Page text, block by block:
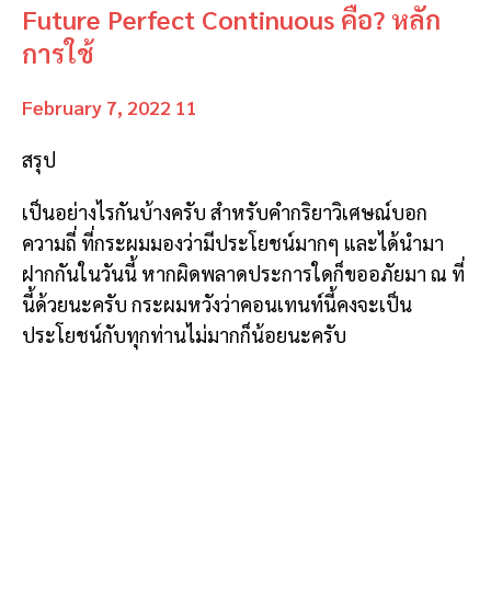
Future Perfect Continuous คือ? หลัก
การใช้
February 7, 2022 11
สรุป
เป็นอย่างไรกันบ้างครับ สำหรับคำกริยาวิเศษณ์บอก
ความถี่ ที่กระผมมองว่ามีประโยชน์มากๆ และได้นำมา
ฝากกันในวันนี้ หากผิดพลาดประการใดก็ขออภัยมา ณ ที่
นี้ด้วยนะครับ กระผมหวังว่าคอนเทนท์นี้คงจะเป็น
ประโยชน์กับทุกท่านไม่มากก็น้อยนะครับ